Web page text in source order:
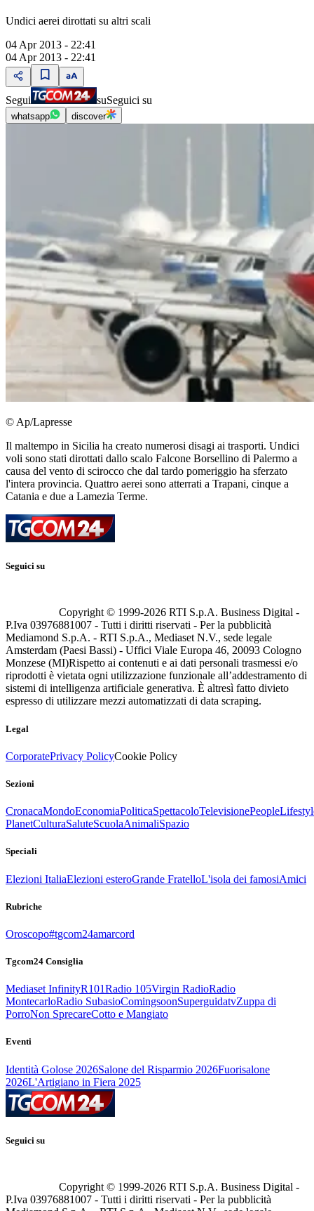
Undici aerei dirottati su altri scali
04 Apr 2013 - 22:41
04 Apr 2013 - 22:41
Segui suSeguici su
whatsapp discover
© Ap/Lapresse
Il maltempo in Sicilia ha creato numerosi disagi ai trasporti. Undici
voli sono stati dirottati dallo scalo Falcone Borsellino di Palermo a
causa del vento di scirocco che dal tardo pomeriggio ha sferzato
l'intera provincia. Quattro aerei sono atterrati a Trapani, cinque a
Catania e due a Lamezia Terme.
Seguici su
Copyright © 1999-2026 RTI S.p.A. Business Digital -
P.Iva 03976881007 - Tutti i diritti riservati - Per la pubblicità
Mediamond S.p.A. - RTI S.p.A., Mediaset N.V., sede legale
Amsterdam (Paesi Bassi) - Uffici Viale Europa 46, 20093 Cologno
Monzese (MI)Rispetto ai contenuti e ai dati personali trasmessi e/o
riprodotti è vietata ogni utilizzazione funzionale all’addestramento di
sistemi di intelligenza artificiale generativa. È altresì fatto divieto
espresso di utilizzare mezzi automatizzati di data scraping.
Legal
CorporatePrivacy PolicyCookie Policy
Sezioni
CronacaMondoEconomiaPoliticaSpettacoloTelevisionePeople
PlanetCulturaSaluteScuolaAnimaliSpazio
Speciali
Elezioni ItaliaElezioni esteroGrande FratelloL'isola dei famosiAmici
Rubriche
Oroscopo#tgcom24amarcord
Tgcom24 Consiglia
Mediaset InfinityR101Radio 105Virgin RadioRadio
MontecarloRadio SubasioComingsoonSuperguidatvZuppa di
PorroNon SprecareCotto e Mangiato
Eventi
Identità Golose 2026Salone del Risparmio 2026Fuorisalone
2026L'Artigiano in Fiera 2025
Seguici su
Copyright © 1999-2026 RTI S.p.A. Business Digital -
P.Iva 03976881007 - Tutti i diritti riservati - Per la pubblicità